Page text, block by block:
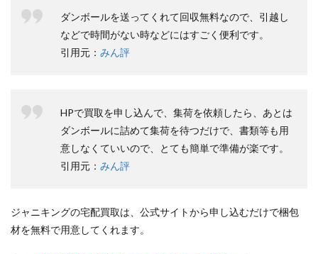
ダンボールを送ってくれて回収無料なので、引越し
などで時間がない時などにはすごく便利です。
引用元： みん評
HPで買取を申し込んで、集荷を依頼したら、あとは
ダンボールに詰めて集荷を待つだけで、書類等も用
意しなくていいので、とても簡単で準備が楽です。
引用元： みん評
ジャニキングの宅配買取は、公式サイトから申し込むだけで梱包
材を無料で用意してくれます。